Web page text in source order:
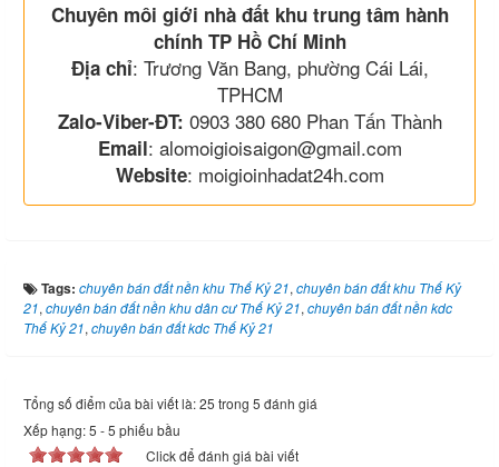
Chuyên môi giới nhà đất khu trung tâm hành
chính TP Hồ Chí Minh
Địa chỉ: Trương Văn Bang, phường Cái Lái,
TPHCM
Zalo-Viber-ĐT: 0903 380 680 Phan Tấn Thành
Email: alomoigioisaigon@gmail.com
Website: moigioinhadat24h.com
Tags: chuyên bán đất nền khu Thế Kỷ 21,chuyên bán đất khu Thế Kỷ
21,chuyên bán đất nền khu dân cư Thế Kỷ 21,chuyên bán đất nền kdc
Thế Kỷ 21,chuyên bán đất kdc Thế Kỷ 21
Tổng số điểm của bài viết là: 25 trong 5 đánh giá
Xếp hạng:5 -5 phiếu bầu
Click để đánh giá bài viết